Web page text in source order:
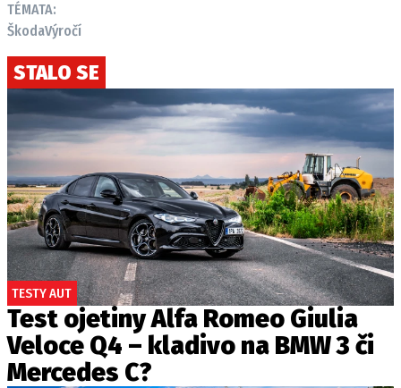
TÉMATA:
ŠkodaVýročí
STALO SE
TESTY AUT
Test ojetiny Alfa Romeo Giulia
Veloce Q4 – kladivo na BMW 3 či
Mercedes C?